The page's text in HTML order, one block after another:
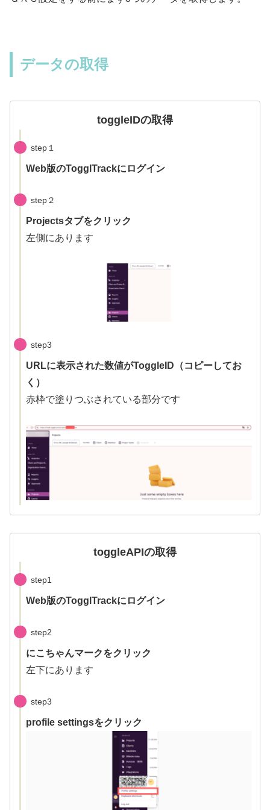
データの取得
toggleIDの取得
step１
Web版のTogglTrackにログイン
step２
Projectsタブをクリック
左側にあります
step3
URLに表示された数値がToggleID（コピーしてお
く）
赤枠で塗りつぶされている部分です
toggleAPIの取得
step1
Web版のTogglTrackにログイン
step2
にこちゃんマークをクリック
左下にあります
step3
profile settingsをクリック